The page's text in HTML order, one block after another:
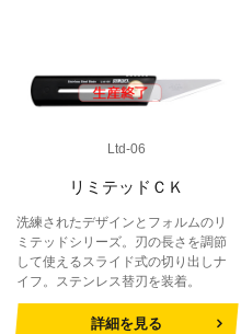
Ltd-06
リミテッドＣＫ
洗練されたデザインとフォルムのリ
ミテッドシリーズ。刃の長さを調節
して使えるスライド式の切り出しナ
イフ。ステンレス替刃を装着。
詳細を見る